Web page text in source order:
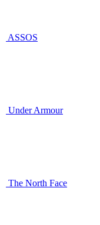
ASSOS
Under Armour
The North Face